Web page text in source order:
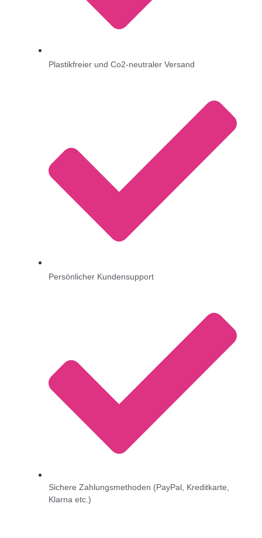
Plastikfreier und Co2-neutraler Versand
Persönlicher Kundensupport
Sichere Zahlungsmethoden (PayPal, Kreditkarte,
Klarna etc.)